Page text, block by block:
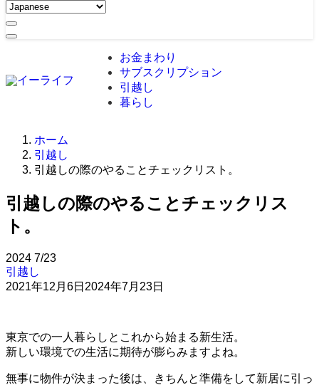
お金まわり
サブスクリプション
引越し
暮らし
ホーム
引越し
引越しの際のやることチェックリスト。
引越しの際のやることチェックリス
ト。
2024 7/23
引越し
2021年12月6日 2024年7月23日
東京での一人暮らしとこれから始まる新生活。
新しい環境での生活に期待が膨らみますよね。
無事に物件が決まった後は、きちんと準備をして新居に引っ